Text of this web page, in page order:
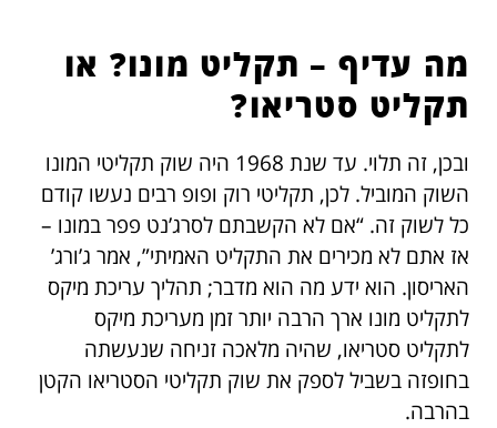
מה עדיף – תקליט מונו? או
תקליט סטריאו?
ובכן, זה תלוי. עד שנת 1968 היה שוק תקליטי המונו
השוק המוביל. לכן, תקליטי רוק ופופ רבים נעשו קודם
כל לשוק זה. “אם לא הקשבתם לסרג’נט פפר במונו –
אז אתם לא מכירים את התקליט האמיתי”, אמר ג’ורג’
האריסון. הוא ידע מה הוא מדבר; תהליך עריכת מיקס
לתקליט מונו ארך הרבה יותר זמן מעריכת מיקס
לתקליט סטריאו, שהיה מלאכה זניחה שנעשתה
בחופזה בשביל לספק את שוק תקליטי הסטריאו הקטן
בהרבה.